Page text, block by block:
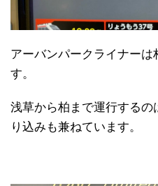
アーバンパークライナー
す。
浅草から柏まで運行する
り込みも兼ねています。